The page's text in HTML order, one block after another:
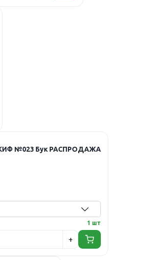
№023 Бук РАСПРОДАЖА
1 шт